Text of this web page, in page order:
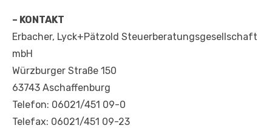
– KONTAKT
Erbacher, Lyck+Pätzold Steuerberatungsgesellschaft
mbH
Würzburger Straße 150
63743 Aschaffenburg
Telefon: 06021/451 09-0
Telefax: 06021/451 09-23